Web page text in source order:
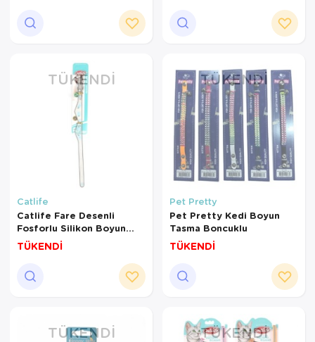
TÜKENDI
Catlife
Catlife Fare Desenli
Fosforlu Silikon Boyun
Tasması Zilli
TÜKENDİ
TÜKENDI
Pet Pretty
Pet Pretty Kedi Boyun
Tasma Boncuklu
TÜKENDİ
TÜKENDI TÜKENDI